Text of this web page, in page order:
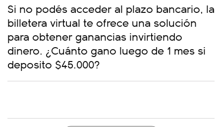
Si no podés acceder al plazo bancario, la
billetera virtual te ofrece una solución
para obtener ganancias invirtiendo
dinero. ¿Cuánto gano luego de 1 mes si
deposito $45.000?